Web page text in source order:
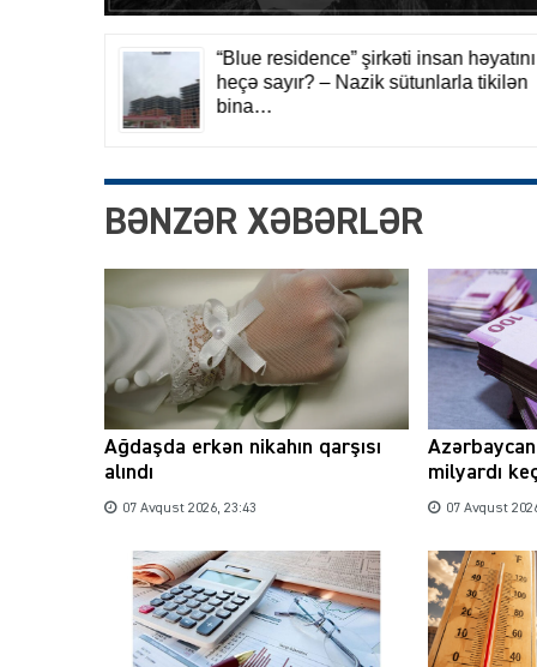
BƏNZƏR XƏBƏRLƏR
Ağdaşda erkən nikahın qarşısı
alındı
07 Avqust 2026, 23:43
milyardı
07 Avqust